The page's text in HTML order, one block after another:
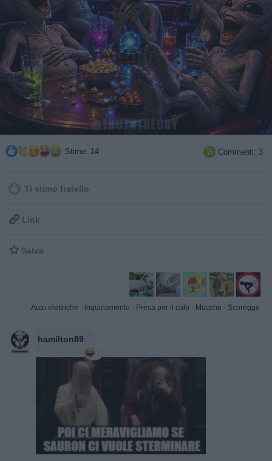
Stime: 14  Commenti: 3
Ti stimo fratello
 Link
 Salva
Auto elettriche · inquinamento · Presa per il culo · Mucche · Scoregge
hamilton89:
1